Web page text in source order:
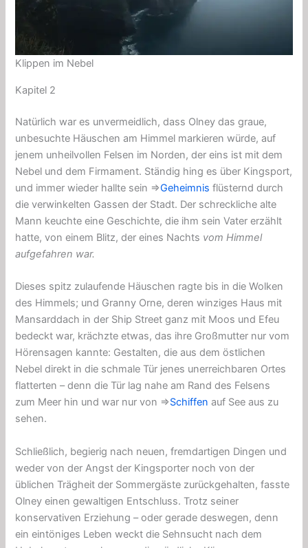
Klippen im Nebel
Kapitel 2
Natürlich war es unvermeidlich, dass Olney das graue,
unbesuchte Häuschen am Himmel markieren würde, auf
jenem unheilvollen Felsen im Norden, der eins ist mit dem
Nebel und dem Firmament. Ständig hing es über Kingsport,
und immer wieder hallte sein ⇒Geheimnis flüsternd durch
die verwinkelten Gassen der Stadt. Der schreckliche alte
Mann keuchte eine Geschichte, die ihm sein Vater erzählt
hatte, von einem Blitz, der eines Nachts vom Himmel
aufgefahren war.
Dieses spitz zulaufende Häuschen ragte bis in die Wolken
des Himmels; und Granny Orne, deren winziges Haus mit
Mansarddach in der Ship Street ganz mit Moos und Efeu
bedeckt war, krächzte etwas, das ihre Großmutter nur vom
Hörensagen kannte: Gestalten, die aus dem östlichen
Nebel direkt in die schmale Tür jenes unerreichbaren Ortes
flatterten – denn die Tür lag nahe am Rand des Felsens
zum Meer hin und war nur von ⇒Schiffen auf See aus zu
sehen.
Schließlich, begierig nach neuen, fremdartigen Dingen und
weder von der Angst der Kingsporter noch von der
üblichen Trägheit der Sommergäste zurückgehalten, fasste
Olney einen gewaltigen Entschluss. Trotz seiner
konservativen Erziehung – oder gerade deswegen, denn
ein eintöniges Leben weckt die Sehnsucht nach dem